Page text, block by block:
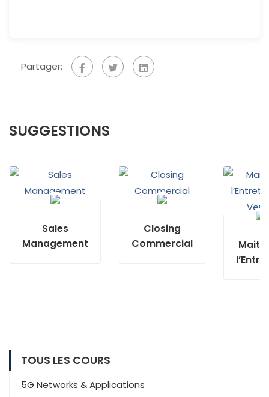
Partager:
SUGGESTIONS
Sales
Management
Closing
Commercial
TOUS LES COURS
5G Networks & Applications